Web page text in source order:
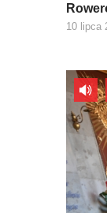
10 lipca